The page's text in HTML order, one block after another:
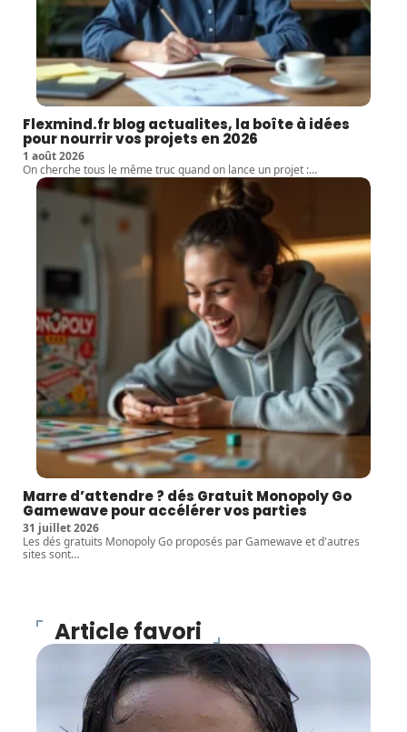
Flexmind.fr blog actualites, la boîte à idées
pour nourrir vos projets en 2026
1 août 2026
On cherche tous le même truc quand on lance un projet :…
Marre d’attendre ? dés Gratuit Monopoly Go
Gamewave pour accélérer vos parties
31 juillet 2026
Les dés gratuits Monopoly Go proposés par Gamewave et d'autres
sites sont…
Article favori